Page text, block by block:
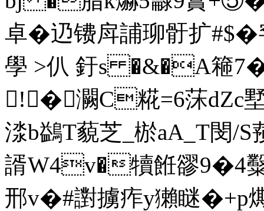
卓�辸镄戽誧珋骬扩
學 >仈 釪s �&�A篐
!�灍C糀=6莯dZc
渁b鷁T藐芝_棜aA_T閔/
諝W4v�犢餁豂9�4
邢v�#譵擄痄y獺瞇